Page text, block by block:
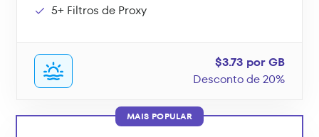
5+ Filtros de Proxy
$3.73 por GB
Desconto de 20%
MAIS POPULAR